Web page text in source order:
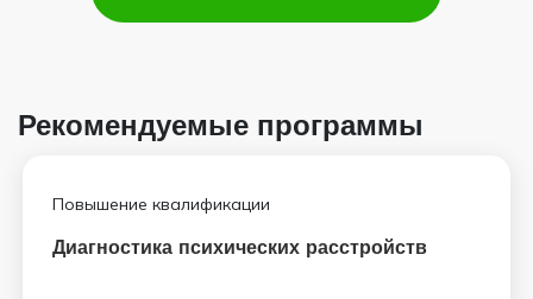
Рекомендуемые программы
Повышение квалификации
Диагностика психических расстройств